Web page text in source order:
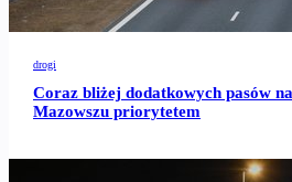
drogi
Coraz bliżej dodatkowych pasów
Mazowszu priorytetem